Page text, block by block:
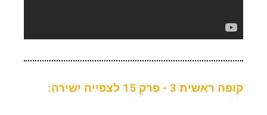
קופה ראשית 3 - פרק 15 לצפייה ישירה: